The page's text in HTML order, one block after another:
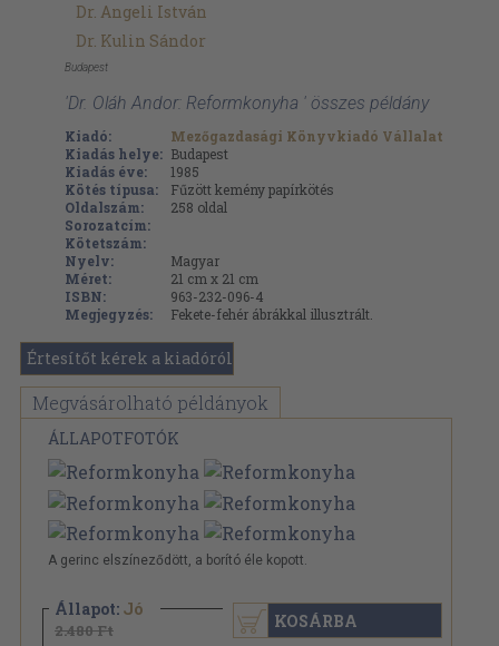
Dr. Angeli István
Dr. Kulin Sándor
Budapest
'Dr. Oláh Andor: Reformkonyha ' összes példány
Kiadó:
Mezőgazdasági Könyvkiadó Vállalat
Kiadás helye: Budapest
Kiadás éve:
1985
Kötés típusa:
Fűzött kemény papírkötés
Oldalszám:
258 oldal
Sorozatcím:
Kötetszám:
Nyelv:
Magyar
Méret:
21 cm x 21 cm
ISBN:
963-232-096-4
Megjegyzés:
Fekete-fehér ábrákkal illusztrált.
Értesítőt kérek a kiadóról
Megvásárolható példányok
ÁLLAPOTFOTÓK
A gerinc elszíneződött, a borító éle kopott.
Állapot: Jó
2.480 Ft KOSÁRBA